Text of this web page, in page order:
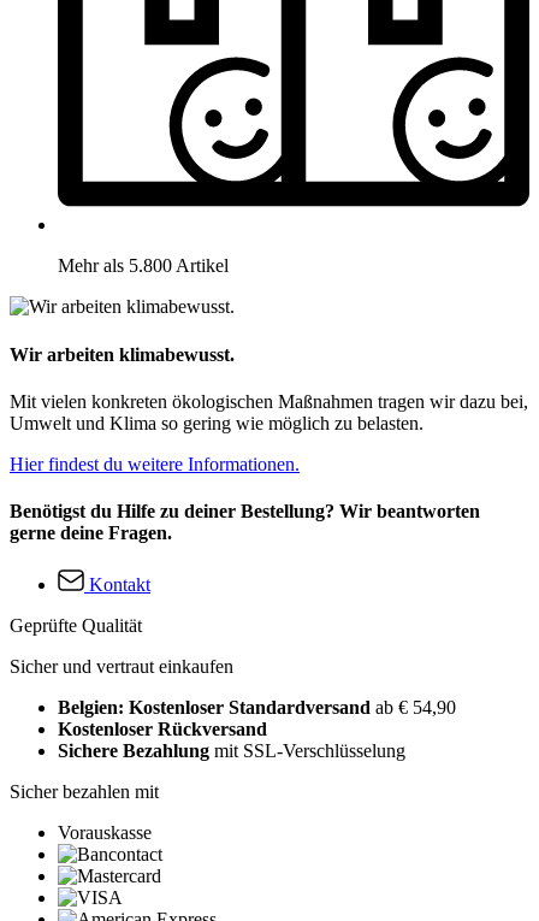
Mehr als 5.800 Artikel
Wir arbeiten klimabewusst.
Mit vielen konkreten ökologischen Maßnahmen tragen wir dazu bei,
Umwelt und Klima so gering wie möglich zu belasten.
Hier findest du weitere Informationen.
Benötigst du Hilfe zu deiner Bestellung? Wir beantworten
gerne deine Fragen.
Kontakt
Geprüfte Qualität
Sicher und vertraut einkaufen
Belgien: Kostenloser Standardversand ab € 54,90
Kostenloser Rückversand
Sichere Bezahlung mit SSL-Verschlüsselung
Sicher bezahlen mit
Vorauskasse